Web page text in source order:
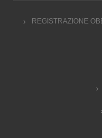
REGISTRAZIONE